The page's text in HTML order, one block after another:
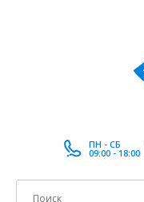
ПН - СБ
09:00 - 18:00